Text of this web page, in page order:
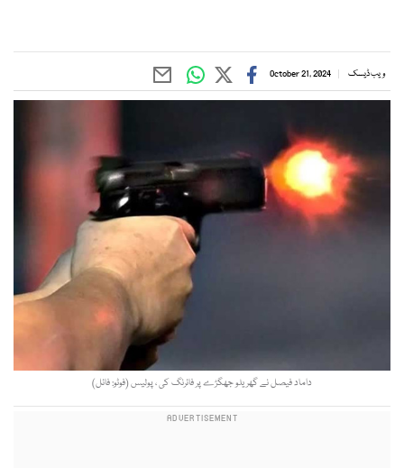
ویب ڈیسک October 21, 2024
داماد فیصل نے گھریلو جھگڑے پر فائرنگ کی ، پولیس (فوٹو: فائل)